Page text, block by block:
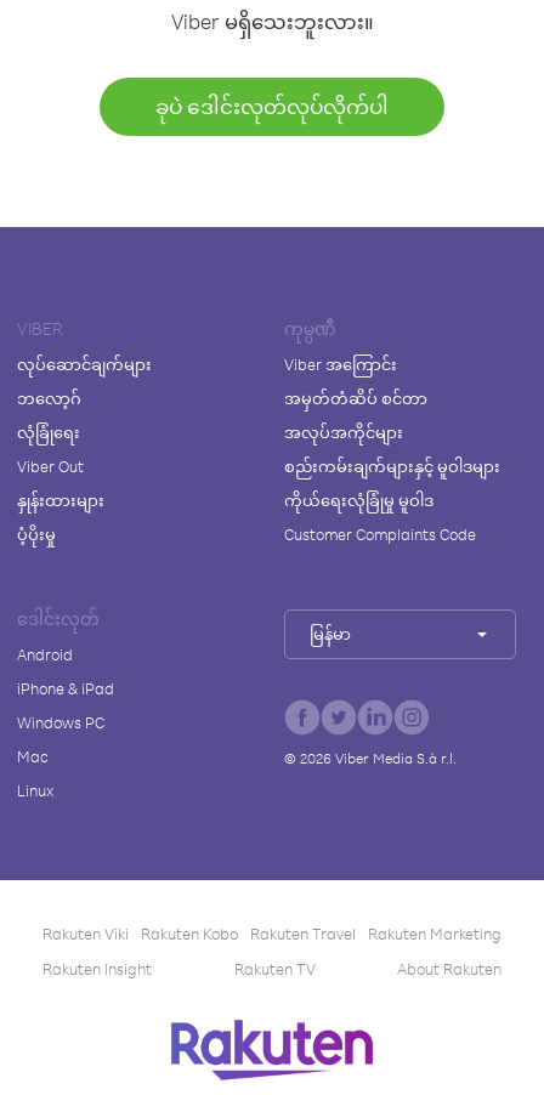
Viber မရှိသေးဘူးလား။
ခုပဲ ဒေါင်းလုတ်လုပ်လိုက်ပါ
VIBER
လုပ်ဆောင်ချက်များ
ဘလော့ဂ်
လုံခြုံရေး
Viber Out
နှုန်းထားများ
ပံ့ပိုးမှု
ကုမ္ပဏီ
Viber အကြောင်း
အမှတ်တံဆိပ် စင်တာ
အလုပ်အကိုင်များ
စည်းကမ်းချက်များနှင့် မူဝါဒများ
ကိုယ်ရေးလုံခြုံမှု မူဝါဒ
Customer Complaints Code
ဒေါင်းလုတ်
Android
iPhone & iPad
Windows PC
Mac
Linux
မြန်မာ
© 2026Viber Media S.à r.l.
Rakuten Viki Rakuten Kobo Rakuten Travel
Rakuten Marketing
Rakuten Insight
Rakuten TV About Rakuten